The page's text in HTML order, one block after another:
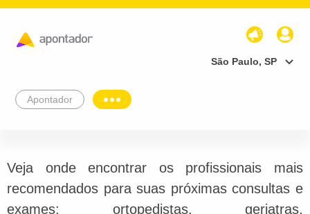
São Paulo, SP
Apontador
Veja onde encontrar os profissionais mais
recomendados para suas próximas consultas e
exames: ortopedistas, geriatras,